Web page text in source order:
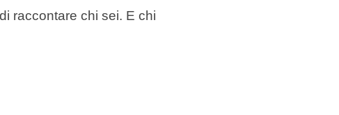
raccontare chi sei. E chi